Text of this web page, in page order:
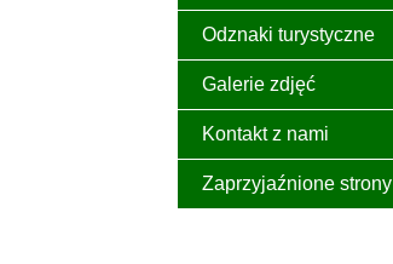
Odznaki turystyczne
Galerie zdjęć
Kontakt z nami
Zaprzyjaźnione strony